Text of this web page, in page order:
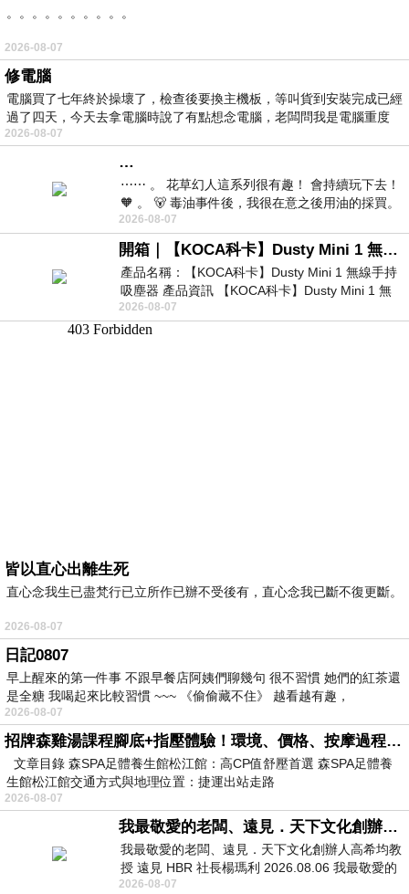
。。。。。。。。。。
2026-08-07
修電腦
電腦買了七年終於操壞了，檢查後要換主機板，等叫貨到安裝完成已經
過了四天，今天去拿電腦時說了有點想念電腦，老闆問我是電腦重度
2026-08-07
…
⋯⋯ 。 花草幻人這系列很有趣！ 會持續玩下去！
🧡 。 🐻 毒油事件後，我很在意之後用油的採買。
前天購買了我之前就很愛
2026-08-07
開箱｜【KOCA科卡】Dusty Mini 1 無線手持吸塵器
產品名稱：【KOCA科卡】Dusty Mini 1 無線手持
吸塵器 產品資訊 【KOCA科卡】Dusty Mini 1 無
線手持吸塵器評語： 能吸、能吹兼具兩
2026-08-07
皆以直心出離生死
直心念我生已盡梵行已立所作已辦不受後有，直心念我已斷不復更斷。
2026-08-07
日記0807
早上醒來的第一件事 不跟早餐店阿姨們聊幾句 很不習慣 她們的紅茶還
是全糖 我喝起來比較習慣 ~~~ 《偷偷藏不住》 越看越有趣，
2026-08-07
招牌森雞湯課程腳底+指壓體驗！環境、價格、按摩過程全紀錄，森SPA足體養生館松江館最新價格表
文章目錄 森SPA足體養生館松江館：高CP值舒壓首選 森SPA足體養
生館松江館交通方式與地理位置：捷運出站走路
2026-08-07
我最敬愛的老闆、遠見．天下文化創辦人高希均教授
我最敬愛的老闆、遠見．天下文化創辦人高希均教
授 遠見 HBR 社長楊瑪利 2026.08.06 我最敬愛的
老闆、遠見．天下文化創辦人高希均教
2026-08-07